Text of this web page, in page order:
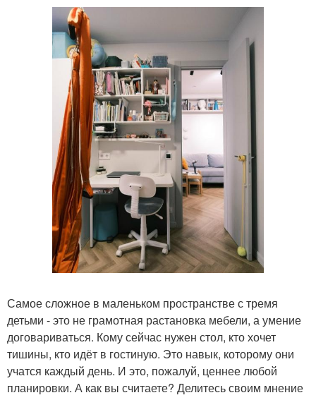
Самое сложное в маленьком пространстве с тремя
детьми - это не грамотная растановка мебели, а умение
договариваться. Кому сейчас нужен стол, кто хочет
тишины, кто идёт в гостиную. Это навык, которому они
учатся каждый день. И это, пожалуй, ценнее любой
планировки. А как вы считаете? Делитесь своим мнение